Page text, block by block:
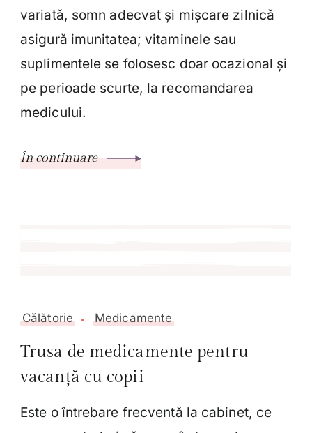
variată, somn adecvat și mișcare zilnică
asigură imunitatea; vitaminele sau
suplimentele se folosesc doar ocazional și
pe perioade scurte, la recomandarea
medicului.
În continuare
Călătorie Medicamente
Trusa de medicamente pentru
vacanță cu copii
Este o întrebare frecventă la cabinet, ce